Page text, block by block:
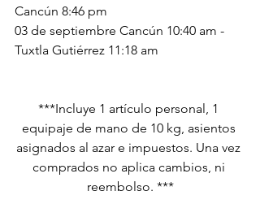
Cancún 8:46 pm
03 de septiembre Cancún 10:40 am -
Tuxtla Gutiérrez 11:18 am
***Incluye 1 artículo personal, 1
equipaje de mano de 10 kg, asientos
asignados al azar e impuestos. Una vez
comprados no aplica cambios, ni
reembolso. ***